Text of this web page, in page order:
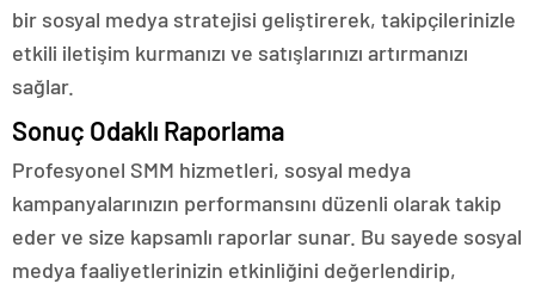
bir sosyal medya stratejisi geliştirerek, takipçilerinizle
etkili iletişim kurmanızı ve satışlarınızı artırmanızı
sağlar.
Sonuç Odaklı Raporlama
Profesyonel SMM hizmetleri, sosyal medya
kampanyalarınızın performansını düzenli olarak takip
eder ve size kapsamlı raporlar sunar. Bu sayede sosyal
medya faaliyetlerinizin etkinliğini değerlendirip,